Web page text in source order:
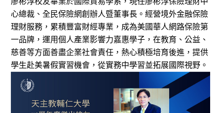
心總裁、全民保險網創辦人暨董事長。經營境外金融保險
理財服務，累積豐富財經專業，成為美國華人網路保險第
一品牌，運用個人產業影響力嘉惠學子，在教育、公益、
慈善等方面善盡企業社會責任，熱心積極培育後進，提供
學生赴美暑假實習機會，從實務中學習並拓展國際視野。